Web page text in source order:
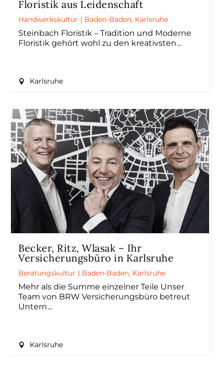
Floristik aus Leidenschaft
Handwerkskultur | Baden-Baden, Karlsruhe
Steinbach Floristik – Tradition und Moderne
Floristik gehört wohl zu den kreativsten
Karlsruhe
Becker, Ritz, Wlasak – Ihr
Versicherungsbüro in Karlsruhe
Beratungskultur | Baden-Baden, Karlsruhe
Mehr als die Summe einzelner Teile Unser
Team von BRW Versicherungsbüro betreut
Untern
Karlsruhe